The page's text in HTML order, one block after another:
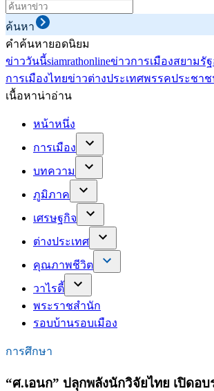
ค้นหา
คำค้นหายอดนิยม
ข่าววันนี้siamrathonlineข่าวการเมืองสยามรั
การเมืองไทยข่าวต่างประเทศพรรคประชา
เนื้อหาน่าอ่าน
หน้าหนึ่ง
การเมือง
บทความ
ภูมิภาค
เศรษฐกิจ
ต่างประเทศ
คุณภาพชีวิต
วาไรตี้
พระราชสำนัก
รอบบ้านรอบเมือง
การศึกษา
“ศ.เอนก” ปลุกพลังนักวิจัยไทย เปิดอบ